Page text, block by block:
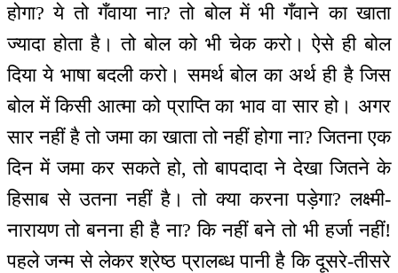
होगा? ये तो गँवाया ना? तो बोल में भी गँवाने का खाता
ज्यादा होता है। तो बोल को भी चेक करो। ऐसे ही बोल
दिया ये भाषा बदली करो। समर्थ बोल का अर्थ ही है जिस
बोल में किसी आत्मा को प्राप्ति का भाव वा सार हो। अगर
सार नहीं है तो जमा का खाता तो नहीं होगा ना? जितना एक
दिन में जमा कर सकते हो, तो बापदादा ने देखा जितने के
हिसाब से उतना नहीं है। तो क्या करना पड़ेगा? लक्ष्मी-
नारायण तो बनना ही है ना? कि नहीं बने तो भी हर्जा नहीं!
पहले जन्म से लेकर श्रेष्ठ प्रालब्ध पानी है कि दूसरे-तीसरे